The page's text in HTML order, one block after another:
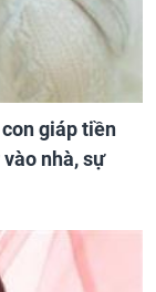
giáp tiền
nhà, sự